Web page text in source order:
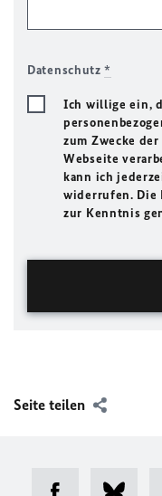
Datenschutz*
Ich willige ein,
zum Zwecke
Webseite
kann ich
widerrufen. Die
zur Kenntnis
Seite teilen